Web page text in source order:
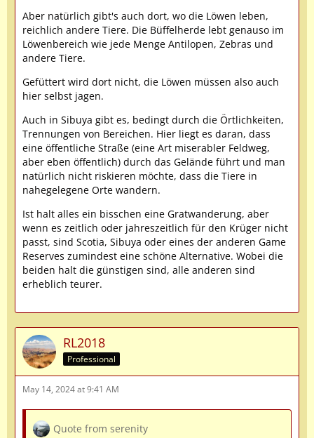
Aber natürlich gibt's auch dort, wo die Löwen leben,
reichlich andere Tiere. Die Büffelherde lebt genauso im
Löwenbereich wie jede Menge Antilopen, Zebras und
andere Tiere.
Gefüttert wird dort nicht, die Löwen müssen also auch
hier selbst jagen.
Auch in Sibuya gibt es, bedingt durch die Örtlichkeiten,
Trennungen von Bereichen. Hier liegt es daran, dass
eine öffentliche Straße (eine Art miserabler Feldweg,
aber eben öffentlich) durch das Gelände führt und man
natürlich nicht riskieren möchte, dass die Tiere in
nahegelegene Orte wandern.
Ist halt alles ein bisschen eine Gratwanderung, aber
wenn es zeitlich oder jahreszeitlich für den Krüger nicht
passt, sind Scotia, Sibuya oder eines der anderen Game
Reserves zumindest eine schöne Alternative. Wobei die
beiden halt die günstigen sind, alle anderen sind
erheblich teurer.
RL2018
Professional
May 14, 2024 at 9:41 AM
Quote from serenity